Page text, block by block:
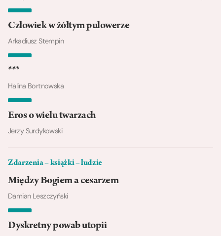
Człowiek w żółtym pulowerze
Arkadiusz Stempin
***
Halina Bortnowska
Eros o wielu twarzach
Jerzy Surdykowski
Zdarzenia – książki – ludzie
Między Bogiem a cesarzem
Damian Leszczyński
Dyskretny powab utopii